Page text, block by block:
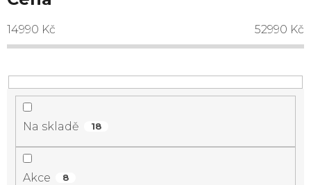
14990 Kč 52990 Kč
Na skladě 18
Akce 8